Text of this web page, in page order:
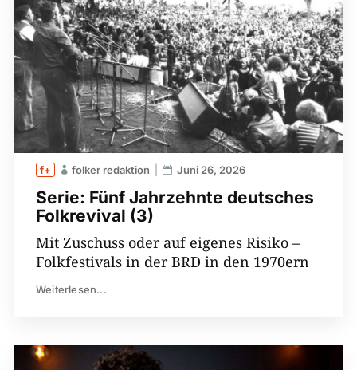
Serie: Fünf Jahrzehnte deutsches
Folkrevival (3)
folker redaktion Juni 26, 2026
Mit Zuschuss oder auf eigenes Risiko –
Folkfestivals in der BRD in den 1970ern
Weiterlesen...